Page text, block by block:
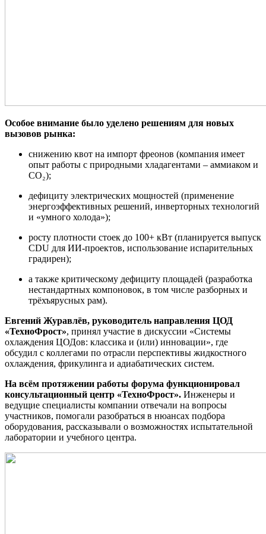
Особое внимание было уделено решениям для новых
вызовов рынка:
снижению квот на импорт фреонов (компания имеет
опыт работы с природными хладагентами – аммиаком и
СО₂);
дефициту электрических мощностей (применение
энергоэффективных решений, инверторных технологий
и «умного холода»);
росту плотности стоек до 100+ кВт (планируется выпуск
CDU для ИИ-проектов, использование испарительных
градирен);
а также критическому дефициту площадей (разработка
нестандартных компоновок, в том числе разборных и
трёхъярусных рам).
Евгений Журавлёв, руководитель направления ЦОД
«ТехноФрост», принял участие в дискуссии «Системы
охлаждения ЦОДов: классика и (или) инновации», где
обсудил с коллегами по отрасли перспективы жидкостного
охлаждения, фрикулинга и адиабатических систем.
На всём протяжении работы форума функционировал
консультационный центр «ТехноФрост». Инженеры и
ведущие специалисты компании отвечали на вопросы
участников, помогали разобраться в нюансах подбора
оборудования, рассказывали о возможностях испытательной
лаборатории и учебного центра.